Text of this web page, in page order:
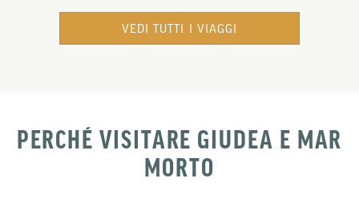
VEDI TUTTI I VIAGGI
PERCHÉ VISITARE GIUDEA E MAR
MORTO